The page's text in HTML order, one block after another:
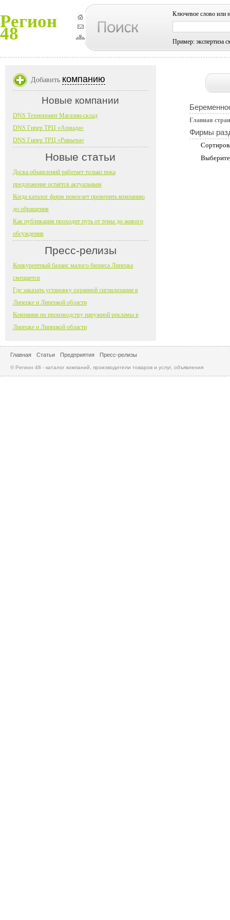
Регион
48
Ключевое слово или
Пример: экспертиза
Главная
Фирмы
Добавить компанию
Новые компании
DNS Технопоинт Магазин-склад
DNS Гипер ТРЦ «Армада»
DNS Гипер ТРЦ «Ривьера»
Новые статьи
Доска объявлений работает только пока
предложение остаётся актуальным
Когда каталог фирм помогает проверить компанию
до обращения
Как публикация проходит путь от темы до живого
обсуждения
Пресс-релизы
Конкурентный баланс малого бизнеса Липецка
смещается
Где заказать установку охранной сигнализации в
Липецке и Липецкой области
Компании по производству наружной рекламы в
Липецке и Липецкой области
Главная Статьи Предприятия Пресс-релизы
© Регион 48 - каталог компаний, производители товаров и услуг, объявления